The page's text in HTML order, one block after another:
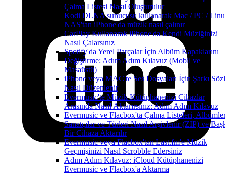
Çalma Listesi Nasıl Oluşturulur
Kodi DLNA sunucusu kullanarak Mac / PC /
NAS'tan iPhone'da müzik nasıl çalınır
CarPlay Kullanarak iPhone'da Kendi Müziğinizi
Nasıl Çalarsınız
Spotify'da Yerel Parçalar İçin Albüm Kapaklarını
Değiştirme: Adım Adım Kılavuz (Mobil ve
Masaüstü)
iPhone veya MAC'te Ses Dosyaları İçin Şarkı
Nasıl Düzenlenir
Evermusic'te Müzik Kütüphanenizi Cihazlar
Arasında Nasıl Aktarırsınız: Adım Adım Kılavuz
Evermusic ve Flacbox'ta Çalma Listeleri,
Sanatçılar ve Türleri Nasıl Arşivlenir (ZIP) ve
Bir Cihaza Aktarılır
Evermusic veya Flacbox'tan Last.fm'e Müzik
Geçmişinizi Nasıl Scrobble Edersiniz
Adım Adım Kılavuz: iCloud Kütüphanenizi
Evermusic ve Flacbox'a Aktarma